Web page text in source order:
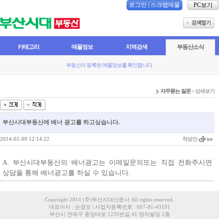
로그인 스크랩매물 PC보기
카테고리 매물정보 지역검색 부동산소식
부동산의 등록된 매물정보를 확인합니다.
자주묻는 질문> 상세보기
부산시대부동산에 배너 광고를 하고싶습니다.
2014-01-09 12:14:22 작성인: test
A. 부산시대부동산의 배너광고는 이메일문의또는 직접 전화주시면
상담을 통해 배너광고를 하실 수 있습니다.
Copyright 2014 (주)부산시대신문사 All rights reserved.
대표이사 : 손경모 | 사업자등록번호 : 607-81-43191
부산시 연제구 중앙대로 1235번길 41 양지빌딩 2층